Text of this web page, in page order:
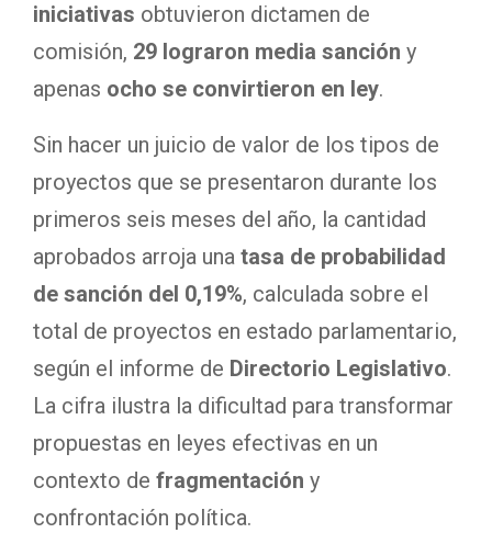
iniciativas obtuvieron dictamen de
comisión, 29 lograron media sanción y
apenas ocho se convirtieron en ley.
Sin hacer un juicio de valor de los tipos de
proyectos que se presentaron durante los
primeros seis meses del año, la cantidad
aprobados arroja una tasa de probabilidad
de sanción del 0,19%, calculada sobre el
total de proyectos en estado parlamentario,
según el informe de Directorio Legislativo.
La cifra ilustra la dificultad para transformar
propuestas en leyes efectivas en un
contexto de fragmentación y
confrontación política.